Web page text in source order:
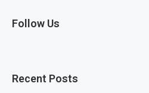
Follow Us
Recent Posts